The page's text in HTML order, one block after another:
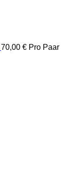
70,00 € Pro Paar